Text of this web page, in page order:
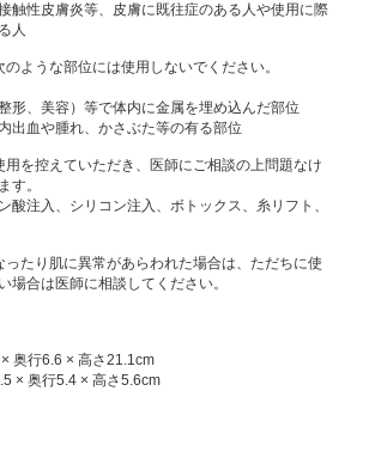
触性皮膚炎等、皮膚に既往症のある人や使用に際
人
ような部位には使用しないでください。
形、美容）等で体内に金属を埋め込んだ部位
出血や腫れ、かさぶた等の有る部位
を控えていただき、医師にご相談の上問題なけ
す。
酸注入、シリコン注入、ボトックス、糸リフト、
たり肌に異常があらわれた場合は、ただちに使
場合は医師に相談してください。
奥行6.6 × 高さ21.1cm
× 奥行5.4 × 高さ5.6cm